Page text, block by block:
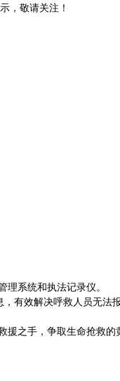
，敬请关注！
系统和执法记录仪。
有效解决呼救人员无法
之手，争取生命抢救的